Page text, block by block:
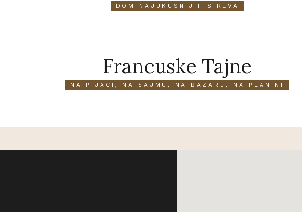
DOM NAJUKUSNIJIH SIREVA
Francuske Tajne
NA PIJACI, NA SAJMU, NA BAZARU, NA PLANINI